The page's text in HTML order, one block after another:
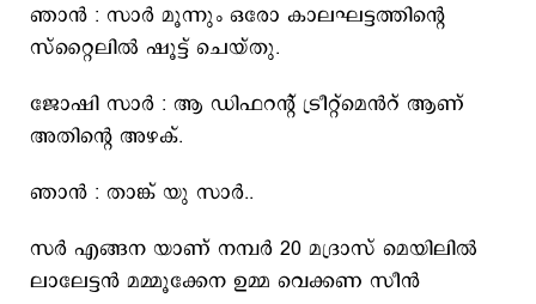
ഞാൻ : സാർ മൂന്നും ഒരോ കാലഘട്ടത്തിന്റെ
സ്റ്റൈലിൽ ഷൂട്ട് ചെയ്തു.
ജോഷി സാർ : ആ ഡിഫറന്റ് ട്രീറ്റ്മെൻറ് ആണ്
അതിന്റെ അഴക്.
ഞാൻ : താങ്ക് യു സാർ..
സർ എങ്ങന യാണ് നമ്പര്‍ 20 മദ്രാസ് മെയിലിൽ
ലാലേട്ടൻ മമ്മൂക്കേന ഉമ്മ വെക്കണ സീൻ